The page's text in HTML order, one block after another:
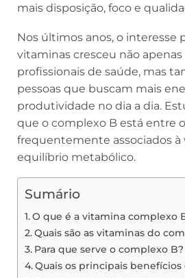
mais disposição, foco e
Nos últimos anos, o interesse
vitaminas cresceu não
profissionais de saúde, mas
pessoas que buscam mais
produtividade no dia a dia.
que o complexo B está entre
frequentemente associados à
equilíbrio metabólico.
Sumário
O que é a vitamina complexo
Quais são as vitaminas do
Para que serve o complexo B?
Quais os principais